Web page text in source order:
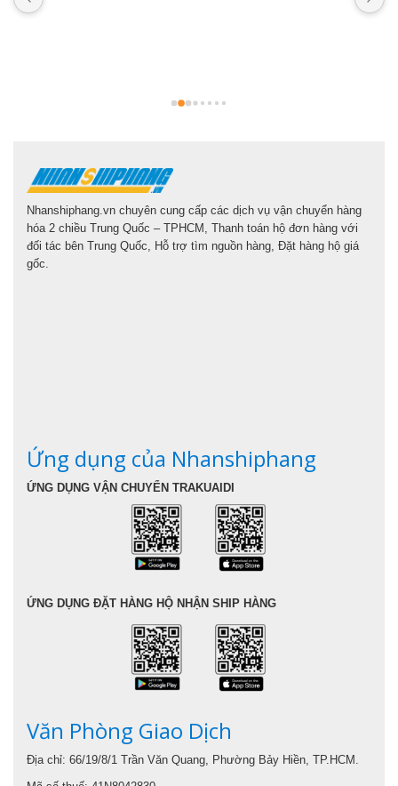
Nhanshiphang.vn chuyên cung cấp các dịch vụ vận chuyển hàng
hóa 2 chiều Trung Quốc – TPHCM, Thanh toán hộ đơn hàng với
đối tác bên Trung Quốc, Hỗ trợ tìm nguồn hàng, Đặt hàng hộ giá
gốc.
Ứng dụng của Nhanshiphang
ỨNG DỤNG VẬN CHUYỂN TRAKUAIDI
ỨNG DỤNG ĐẶT HÀNG HỘ NHẬN SHIP HÀNG
Văn Phòng Giao Dịch
Địa chỉ: 66/19/8/1 Trần Văn Quang, Phường Bảy Hiền, TP.HCM.